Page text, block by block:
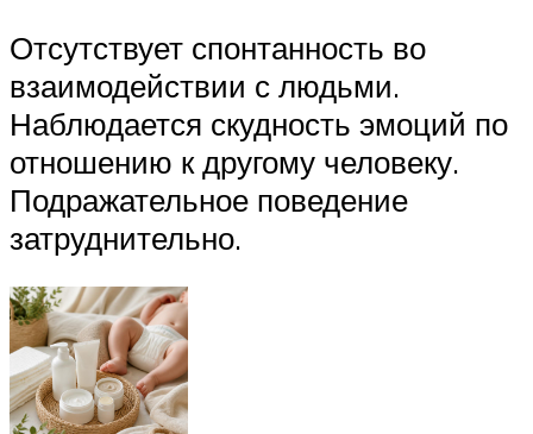
Отсутствует спонтанность во
взаимодействии с людьми.
Наблюдается скудность эмоций по
отношению к другому человеку.
Подражательное поведение
затруднительно.